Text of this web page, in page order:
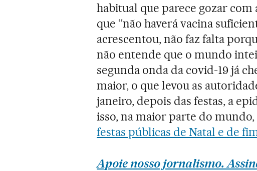
habitual que parece gozar com
que “não haverá vacina
acrescentou, não faz falta
não entende que o mundo
segunda onda da covid-19 já
maior, o que levou as
janeiro, depois das festas, a
isso, na maior parte do mundo,
festas públicas de Natal e de
Apoie nosso jornalismo.